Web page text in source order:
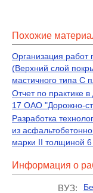
Похожие
Организация работ
(Верхний слой
мастичного типа С
Отчет по практике
17 ОАО "Дорожно-
Разработка
из
марки II толщиной
Информация о
ВУЗ: